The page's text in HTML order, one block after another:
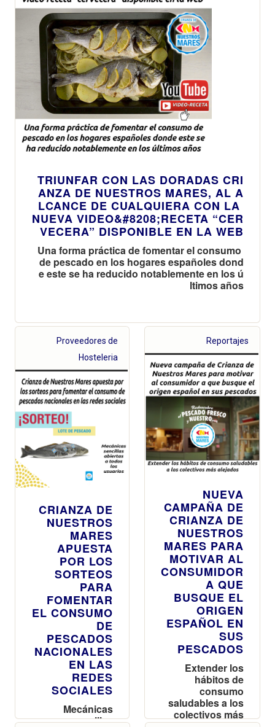
TRIUNFAR CON LAS DORADAS CRI
ANZA DE NUESTROS MARES, AL A
LCANCE DE CUALQUIERA CON LA
NUEVA VIDEO&#8208;RECETA “CER
VECERA” DISPONIBLE EN LA WEB
Una forma práctica de fomentar el consumo
de pescado en los hogares españoles dond
e este se ha reducido notablemente en los ú
ltimos años
Proveedores de
Hosteleria
CRIANZA DE
NUESTROS
MARES
APUESTA
POR LOS
SORTEOS
PARA
FOMENTAR
EL CONSUMO
DE
PESCADOS
NACIONALES
EN LAS
REDES
SOCIALES
Mecánicas
sencillas
Reportajes
NUEVA
CAMPAÑA DE
CRIANZA DE
NUESTROS
MARES PARA
MOTIVAR AL
CONSUMIDOR
A QUE
BUSQUE EL
ORIGEN
ESPAÑOL EN
SUS
PESCADOS
Extender los
hábitos de
consumo
saludables a los
colectivos más